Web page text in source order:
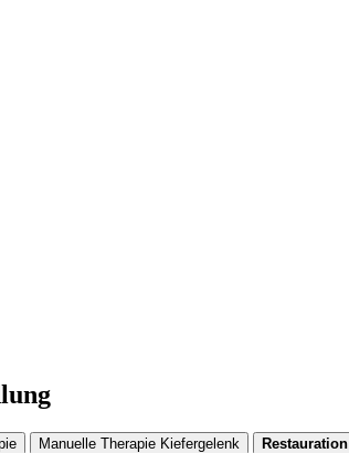
Manuelle Therapie Kiefergelenk